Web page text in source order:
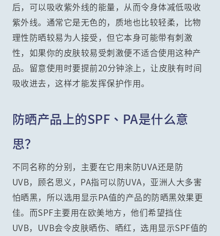
后，可以吸收紫外线的能量，从而令身体减低吸收
紫外线。通常它是无色的，质地也比较轻柔，比物
理性防晒较易为人接受，但它本身可能带有刺激
性，如果你的皮肤较易受刺激便不适合使用这种产
品。留意使用时要提前20分钟涂上，让皮肤有时间
吸收进去，这样才能发挥保护作用。
防晒产品上的SPF、PA是什么意
思？
不同名称的分别，主要在它用来防UVA还是防
UVB，顾名思义，PA指可以防UVA，亚洲人大多害
怕晒黑，所以选用显示PA值的产品的防晒黑效果更
佳。而SPF主要用在欧美地方，他们希望挡住
UVB，UVB会令皮肤晒伤、晒红，选用显示SPF值的